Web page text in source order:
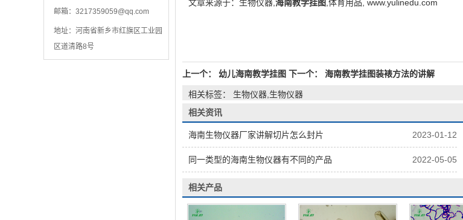
邮箱： 3217359059@qq.com
地址：河南省新乡市红旗区工业园
区道清路8号
文章来源于：生物仪器, 海南教学挂图 ,体育用品, www.yulinedu.com
上一个： 幼儿海南教学挂图 下一个： 海南教学挂图装裱方法的讲解
相关标签： 生物仪器,生物仪器
相关资讯
2023-01-12
海南生物仪器厂家讲解切片怎么封片
2022-05-05
同一类型的海南生物仪器有不同的产品
相关产品